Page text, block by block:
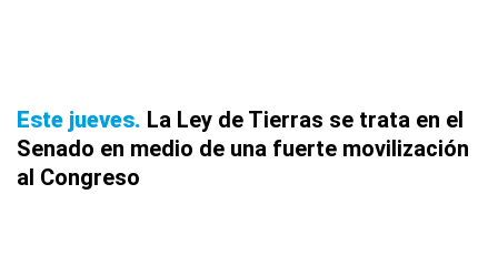
Este jueves La Ley de Tierras se trata en el
Senado en medio de una fuerte movilización
al Congreso